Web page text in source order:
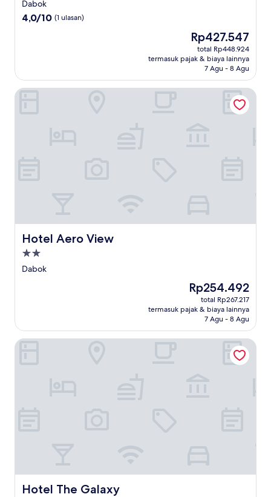
3.0
Dabok
4.0
4,0/10 (1 ulasan)
Harga
sekarang
Rp427.547
Rp427.547
total Rp448.924
termasuk pajak & biaya lainnya
7 Agu - 8 Agu
Hotel Aero View
Hotel Aero View
Properti
bintang
Dabok
Harga
sekarang
Rp254.492
Rp254.492
total Rp267.217
termasuk pajak & biaya lainnya
7 Agu - 8 Agu
Hotel Aero View
Hotel The Galaxy
Hotel The Galaxy
Hotel The Galaxy